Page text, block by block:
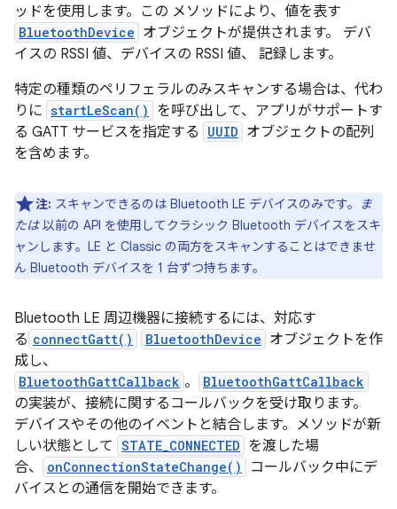
ッドを使用します。この メソッドにより、値を表す
BluetoothDevice オブジェクトが提供されます。 デバ
イスの RSSI 値、デバイスの RSSI 値、 記録します。
特定の種類のペリフェラルのみスキャンする場合は、代わ
りに startLeScan()
を呼び出して、アプリがサポートす
る GATT サービスを指定する
UUID オブジェクトの配列
を含めます。
注: スキャンできるのは Bluetooth LE デバイスのみです。
ま
たは以前の API を使用してクラシック Bluetooth デバイスをスキ
ャンします。LE と Classic の両方をスキャンすることはできませ
ん Bluetooth デバイスを 1 台ずつ持ちます。
Bluetooth LE 周辺機器に接続するには、対応す
る connectGatt() BluetoothDevice オブジェクトを作
成し、
BluetoothGattCallback 。 BluetoothGattCallback
の実装が、接続に関するコールバックを受け取ります。
デバイスやその他のイベントと結合します。メソッドが新
しい状態として STATE_CONNECTED を渡した場
合、
onConnectionStateChange()
コールバック中にデ
バイスとの通信を開始できます。